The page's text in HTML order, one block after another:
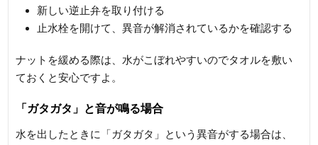
新しい逆止弁を取り付ける
止水栓を開けて、異音が解消されているかを確認する
ナットを緩める際は、水がこぼれやすいのでタオルを敷い
ておくと安心ですよ。
「ガタガタ」と音が鳴る場合
水を出したときに「ガタガタ」という異音がする場合は、